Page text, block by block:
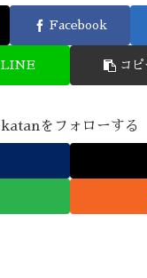
Facebook
LINE コピ
katanをフォローする